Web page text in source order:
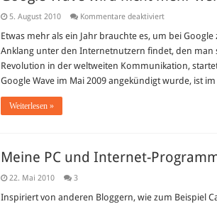
5. August 2010 Kommentare deaktiviertfür
Wave
nicht
mehr
Etwas mehr als ein Jahr brauchte es, um bei
Anklang unter den Internetnutzern findet, den man
Revolution in der weltweiten Kommunikation,
Google Wave im Mai 2009 angekündigt wurde, ist
Weiterlesen »
Meine PC und Internet-
22. Mai 2010 3
Inspiriert von anderen Bloggern, wie zum Beispiel